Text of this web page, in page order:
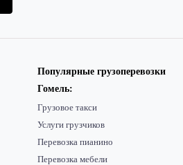
Популярные грузоперевозки
Гомель:
Грузовое такси
Услуги грузчиков
Перевозка пианино
Перевозка мебели